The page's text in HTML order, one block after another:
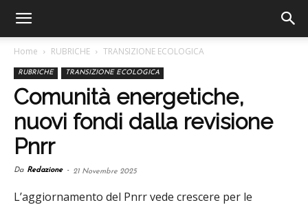
Home RUBRICHE TRANSIZIONE ECOLOGICA
RUBRICHE TRANSIZIONE ECOLOGICA
Comunità energetiche,
nuovi fondi dalla revisione
Pnrr
Da Redazione - 21 Novembre 2025
L’aggiornamento del Pnrr vede crescere per le